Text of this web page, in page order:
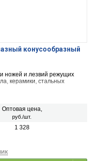
конусообразный
ножей и лезвий режущих
керамики, стальных
Оптовая цена,
руб./шт.
1 328